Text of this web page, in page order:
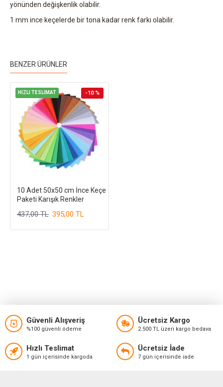
yönünden değişkenlik olabilir.
1 mm ince keçelerde bir tona kadar renk farkı olabilir.
BENZER ÜRÜNLER
HIZLI TESLİMAT -10 %
10 Adet 50x50 cm İnce Keçe
Paketi Karışık Renkler
395,00 TL
437,00 TL
Güvenli Alışveriş
%100 güvenli ödeme
Ücretsiz Kargo
2.500 TL üzeri kargo bedava
Hızlı Teslimat
1 gün içerisinde kargoda
Ücretsiz İade
7 gün içerisinde iade